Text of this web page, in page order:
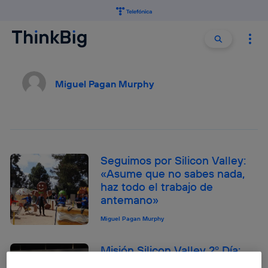
Buscar
Miguel Pagan Murphy
Seguimos por Silicon Valley:
«Asume que no sabes nada,
haz todo el trabajo de
antemano»
Miguel Pagan Murphy
Misión Silicon Valley 2º Día: